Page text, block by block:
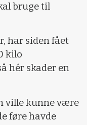
bruge til
har siden fået
kilo
hér skader en
ville kunne være
føre havde